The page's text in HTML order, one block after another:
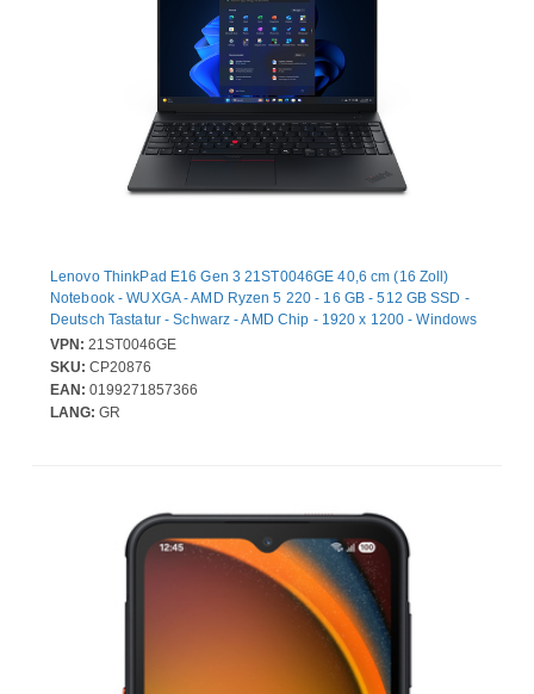
Lenovo ThinkPad E16 Gen 3 21ST0046GE 40,6 cm (16 Zoll)
Notebook - WUXGA - AMD Ryzen 5 220 - 16 GB - 512 GB SSD -
Deutsch Tastatur - Schwarz - AMD Chip - 1920 x 1200 - Windows
11 Pro - AMD - IPS-Technologie (In-Plane-Switching) - Webcam -
IEEE 802.11ax Wireless LAN-Standard - Wi-Fi 6E
VPN: 21ST0046GE
SKU: CP20876
EAN: 0199271857366
LANG: GR